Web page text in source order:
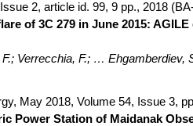
2, article id. 99, 9 pp., 2018
of 3C 279 in June 2015:
Verrecchia, F.; … Ehgamberdiev,
May 2018, Volume 54, Issue 3,
Power Station of Maidanak